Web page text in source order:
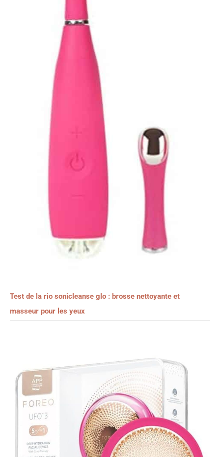
Test de la rio sonicleanse glo : brosse nettoyante et
masseur pour les yeux